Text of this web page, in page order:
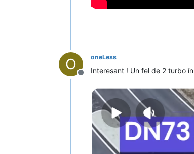
O
Deconectat
oneLess
Interesant ! Un fel de 2 turbo